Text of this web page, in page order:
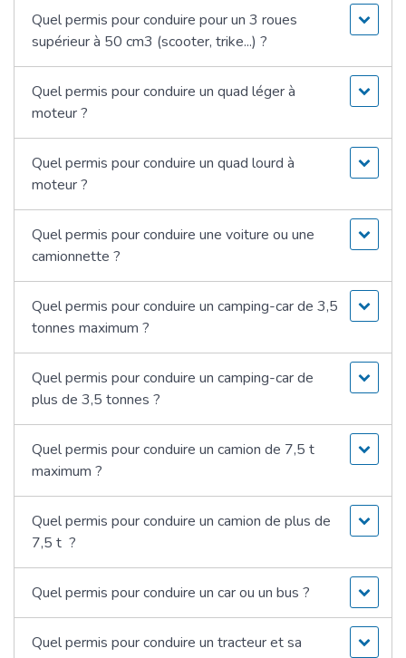
Quel permis pour conduire pour un 3 roues
supérieur à 50 cm3 (scooter, trike...) ?
Quel permis pour conduire un quad léger à
moteur ?
Quel permis pour conduire un quad lourd à
moteur ?
Quel permis pour conduire une voiture ou une
camionnette ?
Quel permis pour conduire un camping-car de 3,5
tonnes maximum ?
Quel permis pour conduire un camping-car de
plus de 3,5 tonnes ?
Quel permis pour conduire un camion de 7,5 t
maximum ?
Quel permis pour conduire un camion de plus de
7,5 t ?
Quel permis pour conduire un car ou un bus ?
Quel permis pour conduire un tracteur et sa